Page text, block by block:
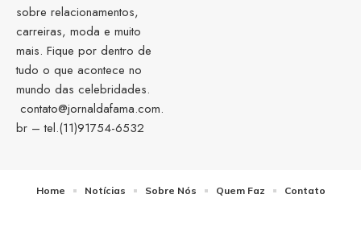
sobre relacionamentos,
carreiras, moda e muito
mais. Fique por dentro de
tudo o que acontece no
mundo das celebridades.
contato@jornaldafama.com.
br – tel.(11)91754-6532
Home Notícias Sobre Nós Quem Faz Contato